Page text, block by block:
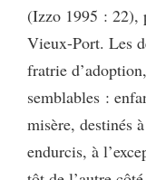
(Izzo 1995 : 22),
Vieux-Port. Les
fratrie
semblables :
misère, destinés
endurcis, à